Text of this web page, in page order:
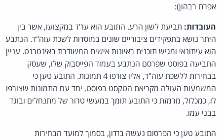
אפרת רבהון):
העובדות: תביעת לשון הרע. התובע הוא עו"ד במקצועו, אשר בין
היתר נושא בתפקידים ציבוריים שונים במוסדות לשכת עוה"ד. הנתבע
הוא עיתונאי ומגיש תוכנית ראיונות אישית המשודרת באינטרנט. עניין
התביעה בפוסט שפרסם הנתבע בעמוד הפייסבוק שלו, שעסק
בבחירות ללשכת עוה"ד, אליו צורפו 4 תמונות. התובע טען כי
המשמעות העולה מקריאת הטקסט בפוסט, יחד עם התמונות שצורפו
לו, כמכלול, מרמזת כי התובע תומך במעשי טרור של מתנחלים ובוגד
בבני עמו.
התובע טען כי הפרסום נעשה בזדון, בסמוך למועד הבחירות